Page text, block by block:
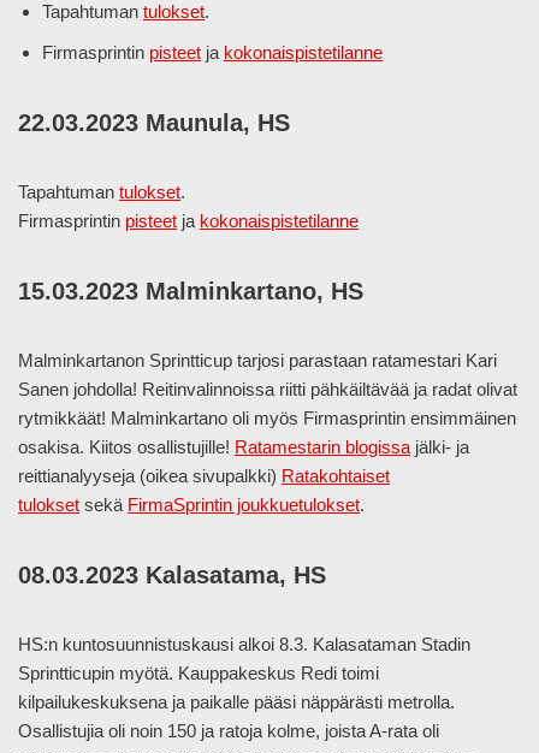
Tapahtuman tulokset.
Firmasprintin pisteet ja kokonaispistetilanne
22.03.2023 Maunula, HS
Tapahtuman tulokset.
Firmasprintin pisteet ja kokonaispistetilanne
15.03.2023 Malminkartano, HS
Malminkartanon Sprintticup tarjosi parastaan ratamestari Kari
Sanen johdolla! Reitinvalinnoissa riitti pähkäiltävää ja radat olivat
rytmikkäät! Malminkartano oli myös Firmasprintin ensimmäinen
osakisa. Kiitos osallistujille! Ratamestarin blogissajälki- ja
reittianalyyseja (oikea sivupalkki) Ratakohtaiset
tulokset sekä FirmaSprintin joukkuetulokset.
08.03.2023 Kalasatama, HS
HS:n kuntosuunnistuskausi alkoi 8.3. Kalasataman Stadin
Sprintticupin myötä. Kauppakeskus Redi toimi
kilpailukeskuksena ja paikalle pääsi näppärästi metrolla.
Osallistujia oli noin 150 ja ratoja kolme, joista A-rata oli